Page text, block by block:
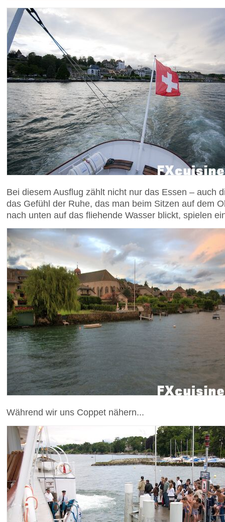
Bei diesem Ausflug zählt nicht nur das Essen – auch
das Gefühl der Ruhe, das man beim Sitzen auf dem
nach unten auf das fliehende Wasser blickt, spielen
Während wir uns Coppet nähern...